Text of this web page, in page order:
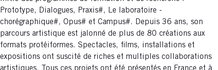
Prototype, Dialogues, Praxis#, Le laboratoire -
chorégraphique#, Opus# et Campus#. Depuis 36 ans, son
parcours artistique est jalonné de plus de 80 créations aux
formats protéiformes. Spectacles, films, installations et
expositions ont suscité de riches et multiples collaborations